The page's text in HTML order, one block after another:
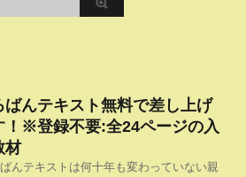
ばんテキスト無料で差し上げ
！※登録不要:全24ページの入
材
んテキストは何十年も変わっていない親